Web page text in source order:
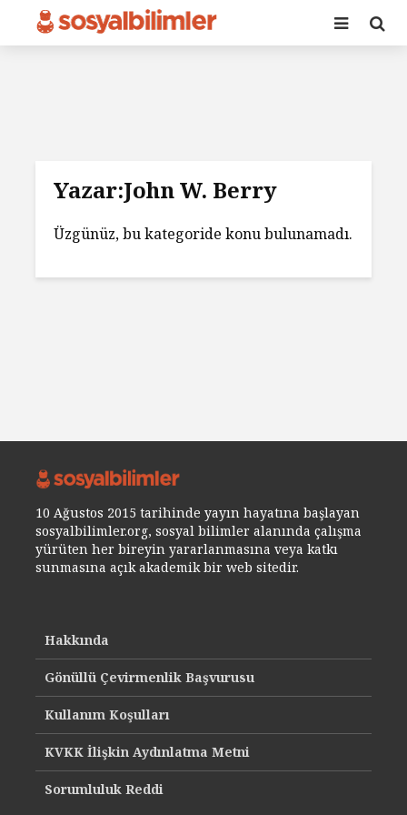
Yazar:John W. Berry
Üzgünüz, bu kategoride konu bulunamadı.
10 Ağustos 2015 tarihinde yayın hayatına başlayan
sosyalbilimler.org, sosyal bilimler alanında çalışma
yürüten her bireyin yararlanmasına veya katkı
sunmasına açık akademik bir web sitedir.
Hakkında
Gönüllü Çevirmenlik Başvurusu
Kullanım Koşulları
KVKK İlişkin Aydınlatma Metni
Sorumluluk Reddi